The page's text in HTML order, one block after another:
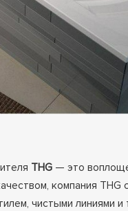
THG— это
компания
чистыми